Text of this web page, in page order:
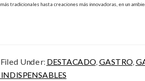
más tradicionales hasta creaciones más innovadoras, en un
Filed Under: DESTACADO, GASTRO,
INDISPENSABLES